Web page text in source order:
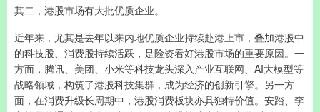
其二，港股市场有大批优质企业。
近年来，尤其是去年以来内地优质企业持续赴港上市，叠加港股中
的科技股、消费股持续活跃，是险资看好港股市场的重要原因。一
方面，腾讯、美团、小米等科技龙头深入产业互联网、AI大模型等
战略领域，构筑了港股科技集群，成为经济的创新引擎。另一方
面，在消费升级长周期中，港股消费板块亦具独特价值。安踏、李